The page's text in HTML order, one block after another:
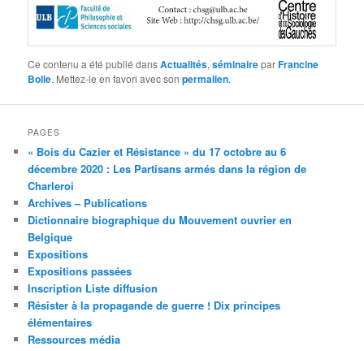
Ce contenu a été publié dansActualités,séminaireparFrancine
Bolle. Mettez-le en favori avec sonpermalien.
PAGES
« Bois du Cazier et Résistance » du 17 octobre au 6
décembre 2020 : Les Partisans armés dans la région de
Charleroi
Archives – Publications
Dictionnaire biographique du Mouvement ouvrier en
Belgique
Expositions
Expositions passées
Inscription Liste diffusion
Résister à la propagande de guerre ! Dix principes
élémentaires
Ressources média